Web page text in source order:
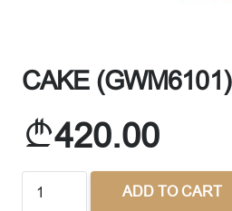
CAKE (GWM6101)
420.00
CAKE
ADD TO CART